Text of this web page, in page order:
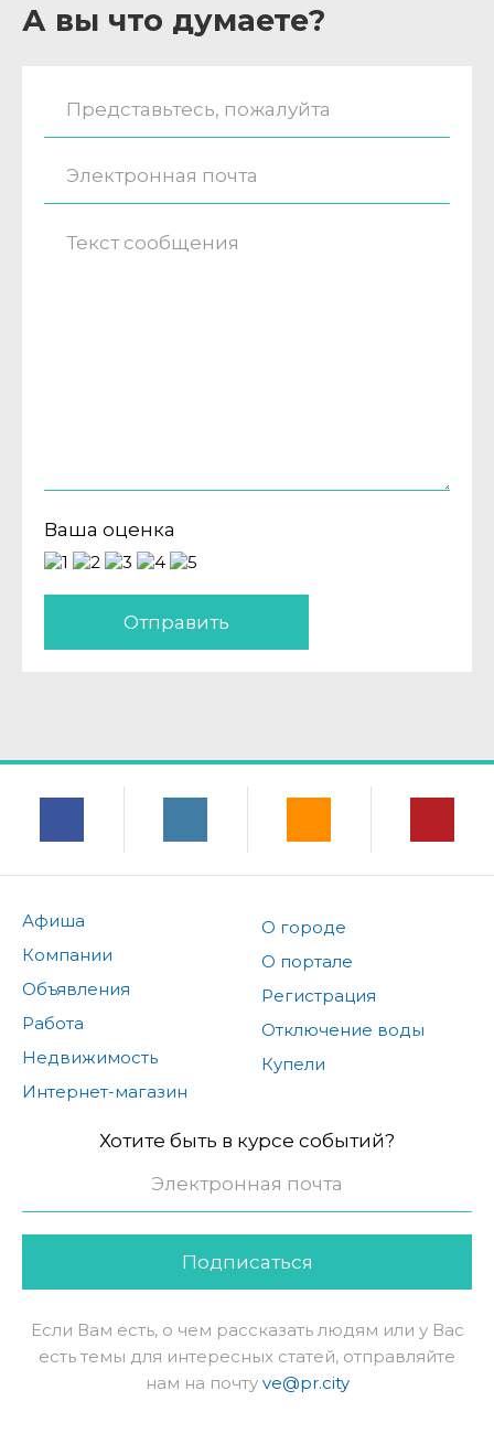
А вы что думаете?
Ваша оценка
Отправить
Афиша
Компании
Объявления
Работа
Недвижимость
Интернет-магазин
О городе
О портале
Регистрация
Отключение воды
Купели
Хотите быть в курсе событий?
Подписаться
Если Вам есть, о чем рассказать людям или у Вас
есть темы для интересных статей, отправляйте
нам на почту ve@pr.city